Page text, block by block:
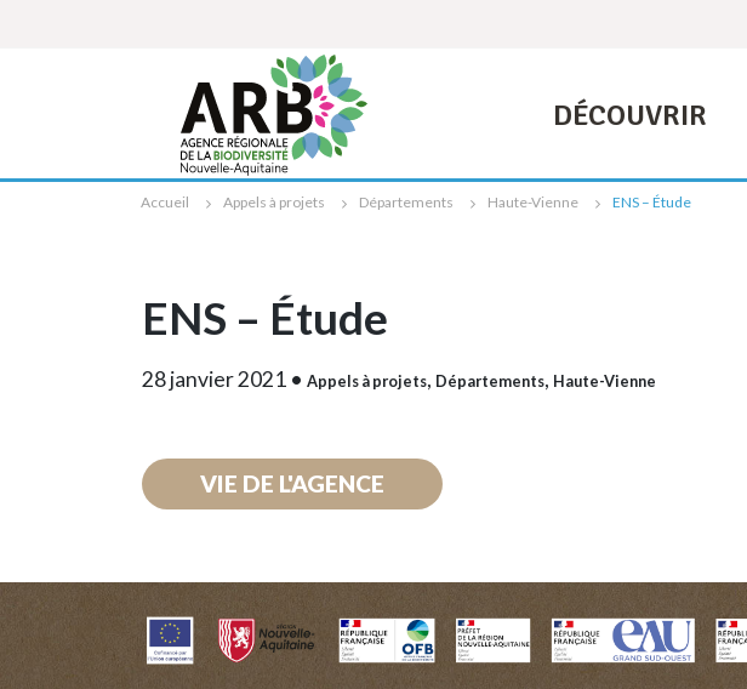
DÉCOUVRIR
Accueil Appels à projets Départements Haute-Vienne ENS – Étude
ENS – Étude
28 janvier 2021 • Appels à projets, Départements, Haute-Vienne
VIE DE L'AGENCE